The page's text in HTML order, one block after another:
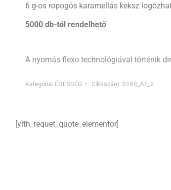
6 g-os ropogós karamellás keksz
5000 db-tól rendelhető
A nyomás flexo technológiával történik
Kategória: ÉDESSÉG Cikkszám: ST68_AT_2
[yith_requet_quote_elementor]